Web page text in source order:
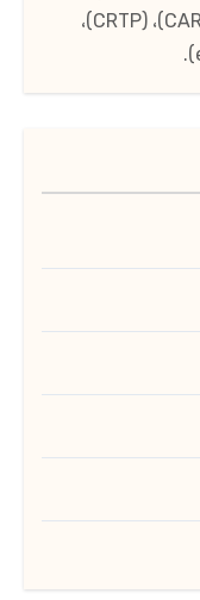
المهنية المهمة، بما في ذلك (CARTP)، (CRTP)،